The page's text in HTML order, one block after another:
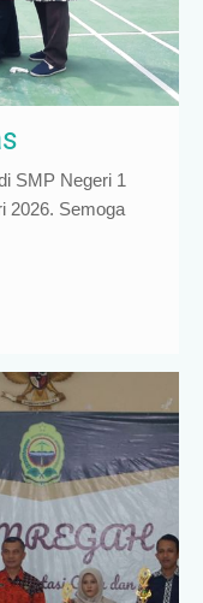
SMP Negeri 1
2026. Semoga